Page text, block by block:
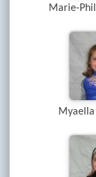
Marie-